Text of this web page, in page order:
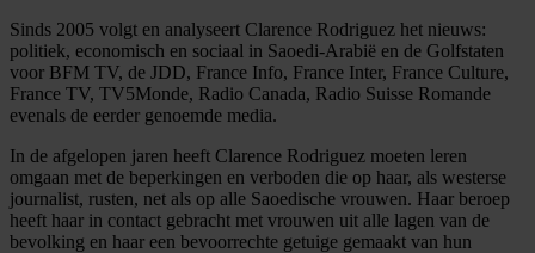
Sinds 2005 volgt en analyseert Clarence Rodriguez het nieuws:
politiek, economisch en sociaal in Saoedi-Arabië en de Golfstaten
voor BFM TV, de JDD, France Info, France Inter, France Culture,
France TV, TV5Monde, Radio Canada, Radio Suisse Romande
evenals de eerder genoemde media.
In de afgelopen jaren heeft Clarence Rodriguez moeten leren
omgaan met de beperkingen en verboden die op haar, als westerse
journalist, rusten, net als op alle Saoedische vrouwen. Haar beroep
heeft haar in contact gebracht met vrouwen uit alle lagen van de
bevolking en haar een bevoorrechte getuige gemaakt van hun